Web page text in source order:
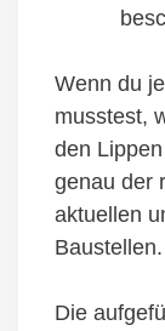
Wenn du
musstest,
den
genau der
aktuellen
Baustellen.
Die